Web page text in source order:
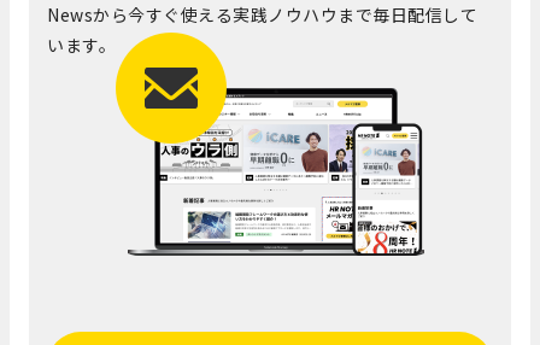
Newsから今すぐ使える実践ノウハウまで毎日配信して
います。